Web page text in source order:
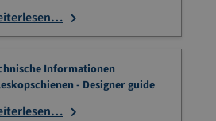
Informationen
- Designer guide